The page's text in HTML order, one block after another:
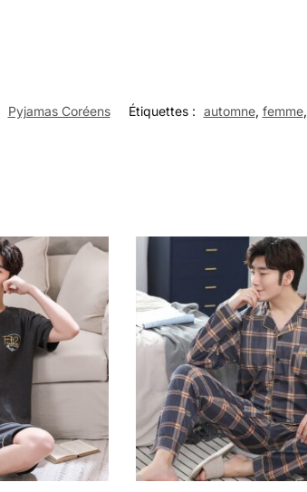
Pyjamas Coréens Étiquettes : automne, femme,